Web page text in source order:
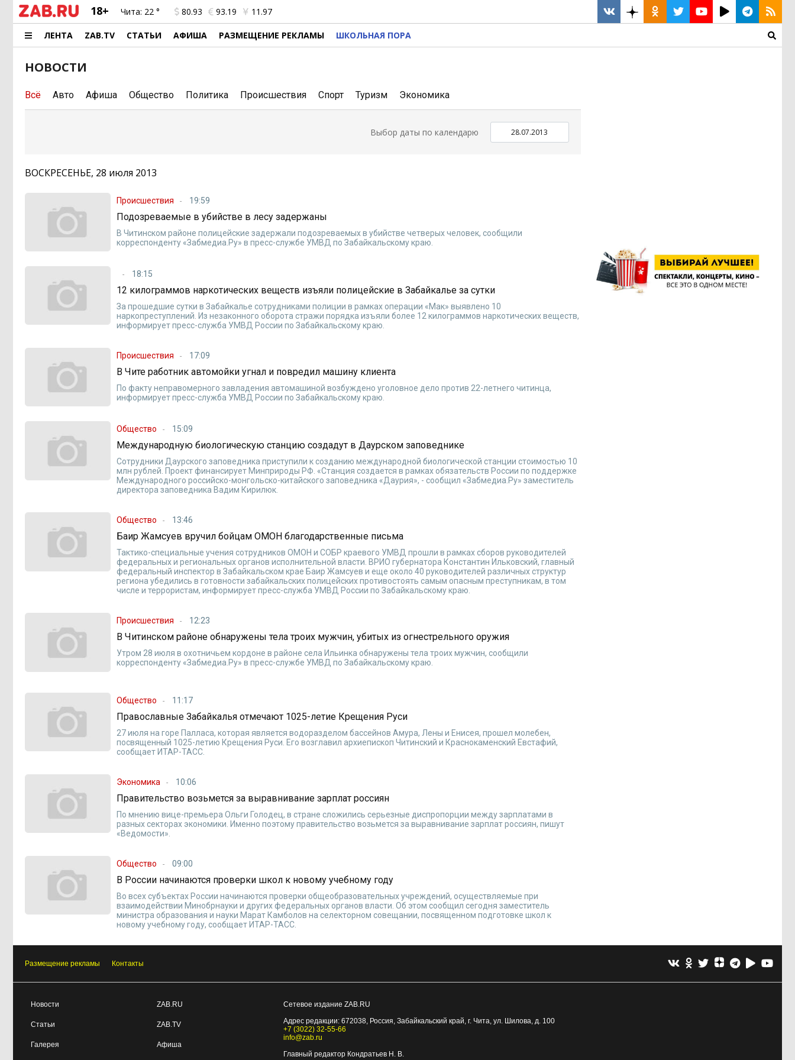
18+ Чита: 22 ° 80.93 93.19 11.97
ЛЕНТА ZAB.TV СТАТЬИ АФИША РАЗМЕЩЕНИЕ РЕКЛАМЫ ШКОЛЬНАЯ ПОРА
НОВОСТИ
Всё Авто Афиша Общество Политика Происшествия Спорт Туризм Экономика
Выбор даты по календарю
ВОСКРЕСЕНЬЕ, 28 июля 2013
Происшествия 19:59
Подозреваемые в убийстве в лесу задержаны
В Читинском районе полицейские задержали подозреваемых в убийстве четверых человек, сообщили
корреспонденту «Забмедиа.Ру» в пресс-службе УМВД по Забайкальскому краю.
18:15
12 килограммов наркотических веществ изъяли полицейские в Забайкалье за сутки
За прошедшие сутки в Забайкалье сотрудниками полиции в рамках операции «Мак» выявлено 10
наркопреступлений. Из незаконного оборота стражи порядка изъяли более 12 килограммов наркотических веществ,
информирует пресс-служба УМВД России по Забайкальскому краю.
Происшествия 17:09
В Чите работник автомойки угнал и повредил машину клиента
По факту неправомерного завладения автомашиной возбуждено уголовное дело против 22-летнего читинца,
информирует пресс-служба УМВД России по Забайкальскому краю.
Общество 15:09
Международную биологическую станцию создадут в Даурском заповеднике
Сотрудники Даурского заповедника приступили к созданию международной биологической станции стоимостью 10
млн рублей. Проект финансирует Минприроды РФ. «Станция создается в рамках обязательств России по поддержке
Международного российско-монгольско-китайского заповедника «Даурия», - сообщил «Забмедиа.Ру» заместитель
директора заповедника Вадим Кирилюк.
Общество 13:46
Баир Жамсуев вручил бойцам ОМОН благодарственные письма
Тактико-специальные учения сотрудников ОМОН и СОБР краевого УМВД прошли в рамках сборов руководителей
федеральных и региональных органов исполнительной власти. ВРИО губернатора Константин Ильковский, главный
федеральный инспектор в Забайкальском крае Баир Жамсуев и еще около 40 руководителей различных структур
региона убедились в готовности забайкальских полицейских противостоять самым опасным преступникам, в том
числе и террористам, информирует пресс-служба УМВД России по Забайкальскому краю.
Происшествия 12:23
В Читинском районе обнаружены тела троих мужчин, убитых из огнестрельного оружия
Утром 28 июля в охотничьем кордоне в районе села Ильинка обнаружены тела троих мужчин, сообщили
корреспонденту «Забмедиа.Ру» в пресс-службе УМВД по Забайкальскому краю.
Общество 11:17
Православные Забайкалья отмечают 1025-летие Крещения Руси
27 июля на горе Палласа, которая является водоразделом бассейнов Амура, Лены и Енисея, прошел молебен,
посвященный 1025-летию Крещения Руси. Его возглавил архиепископ Читинский и Краснокаменский Евстафий,
сообщает ИТАР-ТАСС.
Экономика 10:06
Правительство возьмется за выравнивание зарплат россиян
По мнению вице-премьера Ольги Голодец, в стране сложились серьезные диспропорции между зарплатами в
разных секторах экономики. Именно поэтому правительство возьмется за выравнивание зарплат россиян, пишут
«Ведомости».
Общество 09:00
В России начинаются проверки школ к новому учебному году
Во всех субъектах России начинаются проверки общеобразовательных учреждений, осуществляемые при
взаимодействии Минобрнауки и других федеральных органов власти. Об этом сообщил сегодня заместитель
министра образования и науки Марат Камболов на селекторном совещании, посвященном подготовке школ к
новому учебному году, сообщает ИТАР-ТАСС.
Размещение рекламы Контакты
Новости
Статьи
Галерея
ZAB.RU
ZAB.TV
Афиша
Сетевое издание ZAB.RU
Адрес редакции: 672038, Россия, Забайкальский край, г. Чита ул. Шилова, д. 100
+7 (3022) 32-55-66
info@zab.ru
Главный редактор Кондратьев Н. В.